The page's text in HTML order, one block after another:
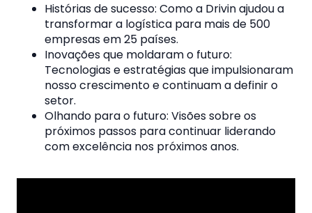
Histórias de sucesso: Como a Drivin ajudou a
transformar a logística para mais de 500
empresas em 25 países.
Inovações que moldaram o futuro:
Tecnologias e estratégias que impulsionaram
nosso crescimento e continuam a definir o
setor.
Olhando para o futuro: Visões sobre os
próximos passos para continuar liderando
com excelência nos próximos anos.